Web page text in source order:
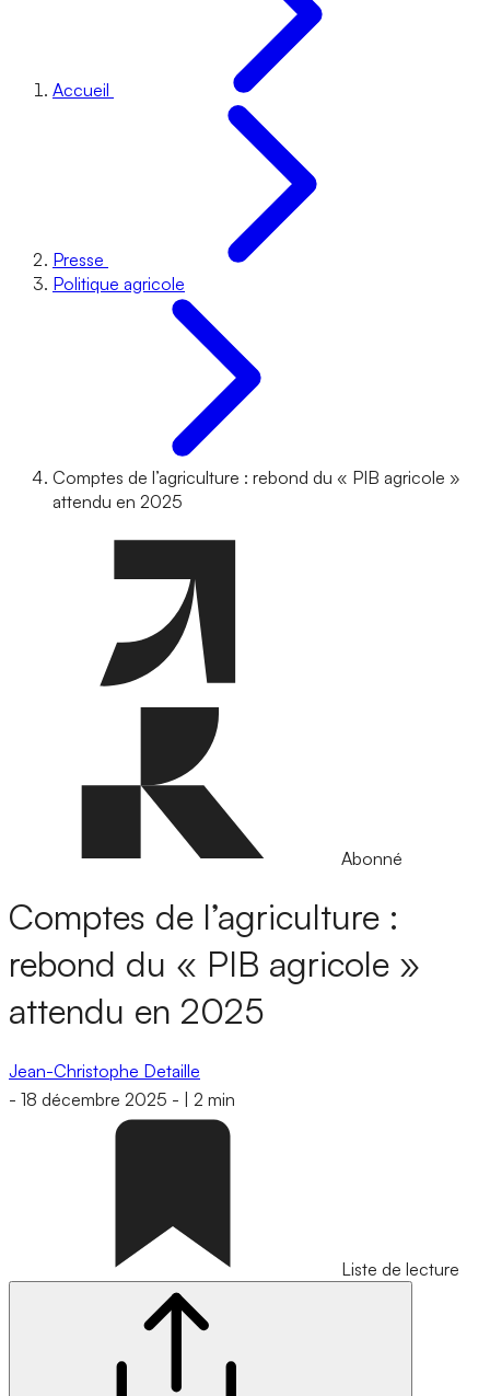
Accueil
Presse
Politique agricole
Comptes de l’agriculture : rebond du « PIB agricole »
attendu en 2025
Abonné
Comptes de l’agriculture :
rebond du « PIB agricole »
attendu en 2025
Jean-Christophe Detaille
- 18 décembre 2025 - 2 min
Liste de lecture